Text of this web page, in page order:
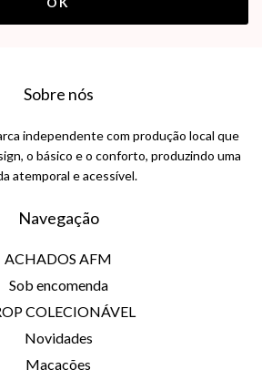
Sobre nós
independente com produção local que
o básico e o conforto, produzindo uma
atemporal e acessível.
Navegação
ACHADOS AFM
Sob encomenda
COLECIONÁVEL
Novidades
Macacões